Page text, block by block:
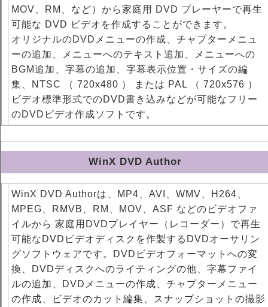
MOV、RM、など）から家庭用 DVD プレーヤーで再生
可能な DVD ビデオを作成することができます。
オリジナルのDVDメニューの作成、チャプターメニュ
ーの追加、メニューへのテキスト追加、メニューへの
BGM追加、字幕の追加、字幕表示位置・サイズの編
集、NTSC （ 720x480 ） または PAL （ 720x576 ）
ビデオ標準形式でのDVD書き込みなどが可能なフリー
のDVDビデオ作成ソフトです。
WinX DVD Author
WinX DVD Authorは、MP4、AVI、WMV、H264、
MPEG、RMVB、RM、MOV、ASF などのビデオファ
イルから 家庭用DVDプレイヤー（レコーダー）で再生
可能なDVDビデオディスクを作製するDVDオーサリン
グソフトウェアです。DVDビデオフォーマットへの変
換、DVDディスクへのライティングの他、字幕ファイ
ルの追加、DVDメニューの作成、チャプターメニュー
の作成、ビデオのカット編集、スナップショットの撮影